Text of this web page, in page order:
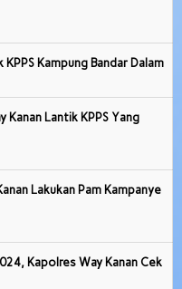
Kampung Bandar Dalam
Kanan Lantik KPPS Yang
Lakukan Pam Kampanye
Kapolres Way Kanan Cek